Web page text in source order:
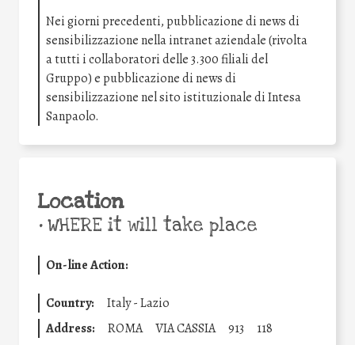
Nei giorni precedenti, pubblicazione di news di
sensibilizzazione nella intranet aziendale (rivolta
a tutti i collaboratori delle 3.300 filiali del
Gruppo) e pubblicazione di news di
sensibilizzazione nel sito istituzionale di Intesa
Sanpaolo.
Location
•WHERE it will take place
On-line Action:
Country:
Italy - Lazio
Address:
ROMA VIA CASSIA 913 118